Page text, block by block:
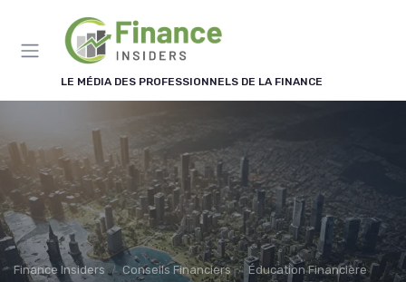
LE MÉDIA DES PROFESSIONNELS DE LA FINANCE
Finance Insiders Conseils Financiers Éducation Financière